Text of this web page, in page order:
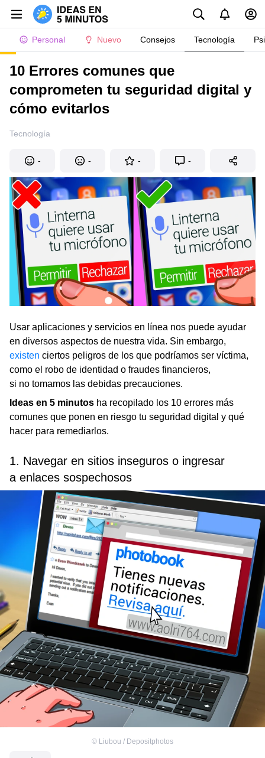
Personal Nuevo Consejos Tecnología
10 Errores comunes que
comprometen tu seguridad digital y
cómo evitarlos
Tecnología
- - - -
Usar aplicaciones y servicios en línea nos puede ayudar
en diversos aspectos de nuestra vida. Sin embargo,
existen ciertos peligros de los que podríamos ser víctima,
como el robo de identidad o fraudes financieros,
si no tomamos las debidas precauciones.
Ideas en 5 minutos ha recopilado los 10 errores más
comunes que ponen en riesgo tu seguridad digital y qué
hacer para remediarlos.
1. Navegar en sitios inseguros o ingresar
a enlaces sospechosos
© Liubou / Depositphotos